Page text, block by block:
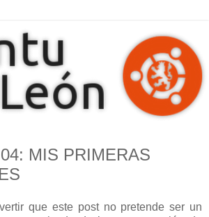
MIS PRIMERAS
que este post no pretende ser un